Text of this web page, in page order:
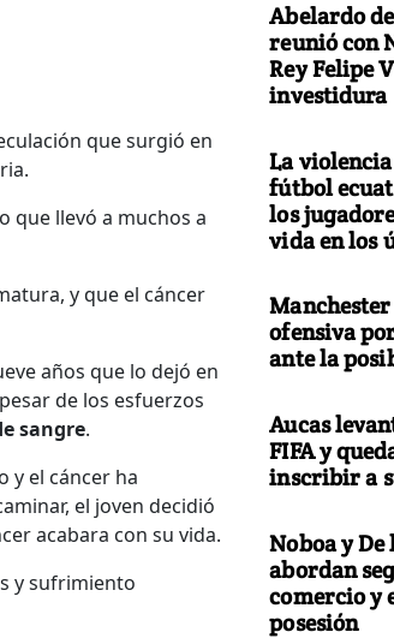
que surgió en
que llevó a muchos a
y que el cáncer
años que lo dejó en
de los esfuerzos
sangre.
y el cáncer ha
el joven decidió
acabara con su vida.
y sufrimiento
Abelardo
reunió con
Rey Felipe
investidura
La
fútbol
los
vida en los
ofensiva
ante la
Aucas
FIFA y
inscribir a
Noboa y
abordan
comercio y
posesión